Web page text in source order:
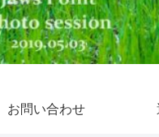
お問い合わせ